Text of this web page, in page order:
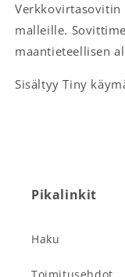
Verkkovirtasovitin
malleille.
maantieteellisen
Sisältyy Tiny
Pikalinkit
Haku